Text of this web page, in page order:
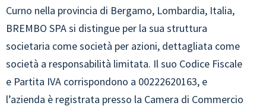
Curno nella provincia di Bergamo, Lombardia, Italia,
BREMBO SPA si distingue per la sua struttura
societaria come società per azioni, dettagliata come
società a responsabilità limitata. Il suo Codice Fiscale
e Partita IVA corrispondono a 00222620163, e
l’azienda è registrata presso la Camera di Commercio